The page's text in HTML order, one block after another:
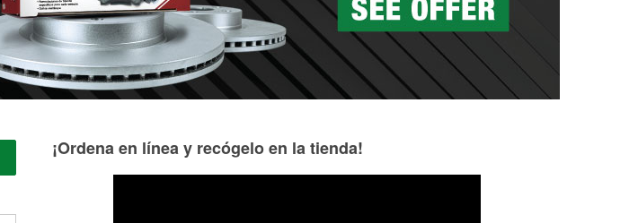
¡Ordena en línea y recógelo en la tienda!